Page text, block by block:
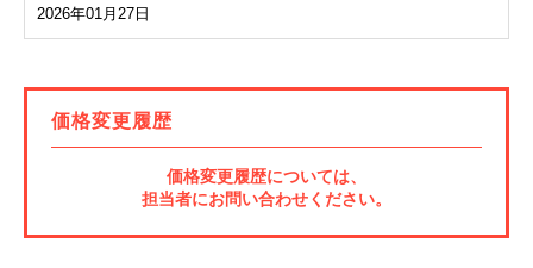
2026年01月27日
価格変更履歴
価格変更履歴については、
担当者にお問い合わせください。